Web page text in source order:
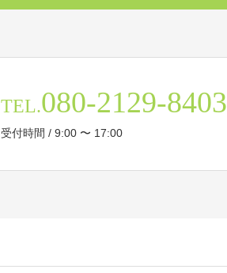
TEL.080-2129-8403
受付時間 / 9:00 〜 17:00